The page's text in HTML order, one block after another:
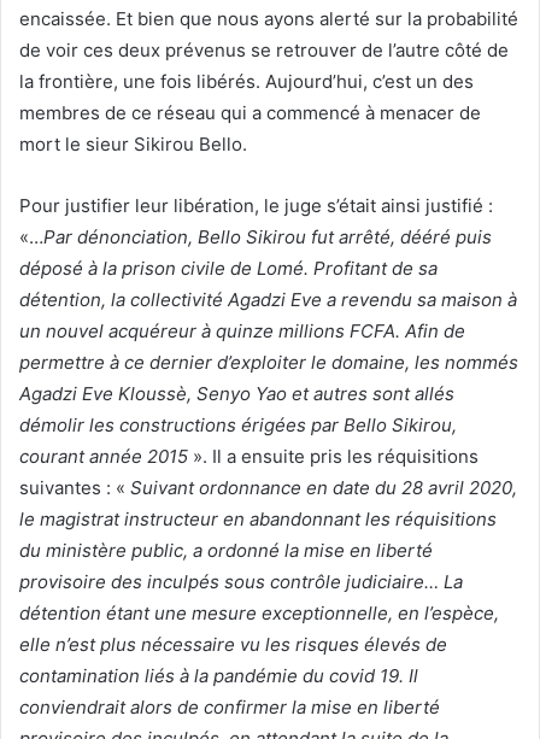
encaissée. Et bien que nous ayons alerté sur la probabilité
de voir ces deux prévenus se retrouver de l’autre côté de
la frontière, une fois libérés. Aujourd’hui, c’est un des
membres de ce réseau qui a commencé à menacer de
mort le sieur Sikirou Bello.
Pour justifier leur libération, le juge s’était ainsi justifié :
«…Par dénonciation, Bello Sikirou fut arrêté, dééré puis
déposé à la prison civile de Lomé. Profitant de sa
détention, la collectivité Agadzi Eve a revendu sa maison à
un nouvel acquéreur à quinze millions FCFA. Afin de
permettre à ce dernier d’exploiter le domaine, les nommés
Agadzi Eve Kloussè, Senyo Yao et autres sont allés
démolir les constructions érigées par Bello Sikirou,
courant année 2015 ». Il a ensuite pris les réquisitions
suivantes : « Suivant ordonnance en date du 28 avril 2020,
le magistrat instructeur en abandonnant les réquisitions
du ministère public, a ordonné la mise en liberté
provisoire des inculpés sous contrôle judiciaire… La
détention étant une mesure exceptionnelle, en l’espèce,
elle n’est plus nécessaire vu les risques élevés de
contamination liés à la pandémie du covid 19. Il
conviendrait alors de confirmer la mise en liberté